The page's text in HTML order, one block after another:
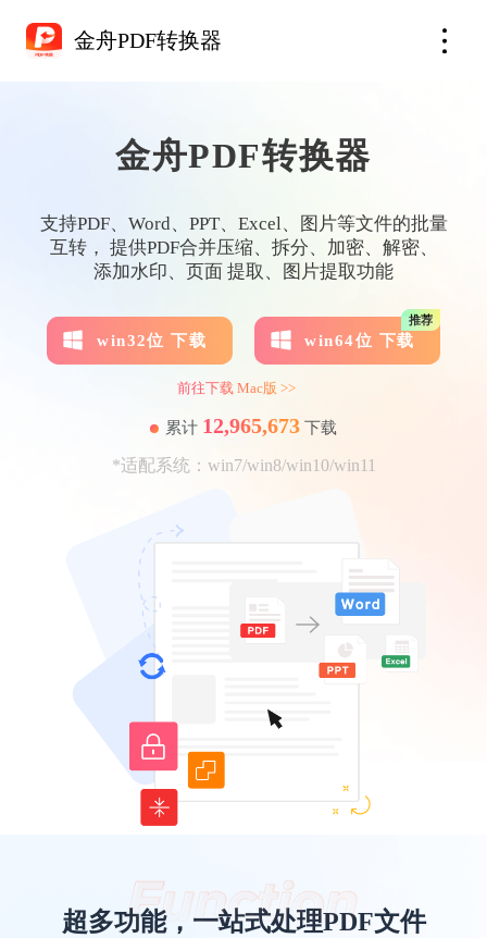
金舟PDF转换器
金舟PDF转换器
支持PDF、Word、PPT、Excel、图片等文件的批量
互转， 提供PDF合并压缩、拆分、加密、解密、
添加水印、页面 提取、图片提取功能
win32位 下载 win64位 下载
推荐
前往下载 Mac版 >>
累计 12,965,673 下载
*适配系统：win7/win8/win10/win11
超多功能，一站式处理PDF文件